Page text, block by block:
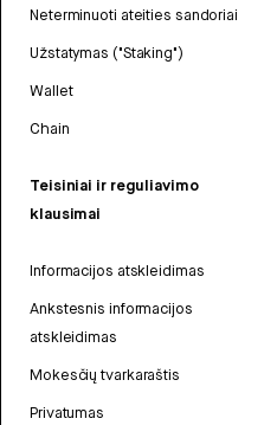
Neterminuoti ateities sandoriai
Užstatymas ("Staking")
Wallet
Chain
Teisiniai ir reguliavimo
klausimai
Informacijos atskleidimas
Ankstesnis informacijos
atskleidimas
Mokesčių tvarkaraštis
Privatumas